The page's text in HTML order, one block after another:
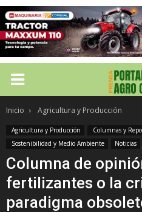
Inicio Agricultura y Producción
Agricultura y Producción
Columnas y
Sostenibilidad y Medio Ambiente
Noticias
Columna de
fertilizantes o la
paradigma